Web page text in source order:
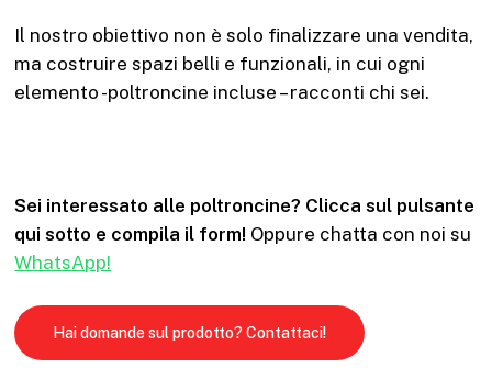
Il nostro obiettivo non è solo finalizzare una vendita,
ma costruire spazi belli e funzionali, in cui ogni
elemento -poltroncine incluse – racconti chi sei.
Sei interessato alle poltroncine? Clicca sul pulsante
qui sotto e compila il form! Oppure chatta con noi su
WhatsApp!
Hai domande sul prodotto? Contattaci!